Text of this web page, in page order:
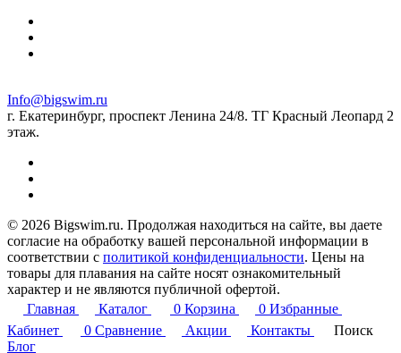
Info@bigswim.ru
г. Екатеринбург, проспект Ленина 24/8. ТГ Красный Леопард 2
этаж.
© 2026 Bigswim.ru. Продолжая находиться на сайте, вы даете
согласие на обработку вашей персональной информации в
соответствии с политикой конфиденциальности. Цены на
товары для плавания на сайте носят ознакомительный
характер и не являются публичной офертой.
Главная
Каталог 0 Корзина 0 Избранные
Кабинет
0 Сравнение Акции Контакты
Поиск
Блог